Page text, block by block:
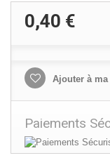
0,40 €
Ajouter à
Paiements